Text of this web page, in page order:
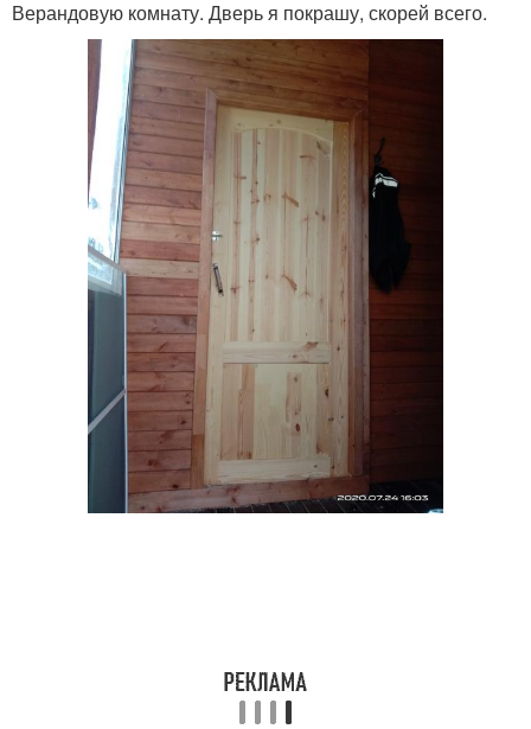
Верандовую комнату. Дверь я покрашу, скорей всего.